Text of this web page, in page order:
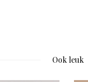
Ook leuk